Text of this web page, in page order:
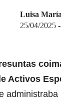
Luisa
25/04/2025
Activos